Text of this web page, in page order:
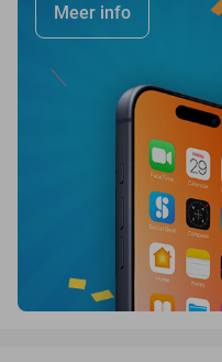
Meer info